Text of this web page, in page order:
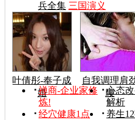
兵全集 三国演义
叶倩彤-奉子成
婚
自我调理肩
腰
禅商-企业家修
炼!
心态
解析
经穴健康1点
养生